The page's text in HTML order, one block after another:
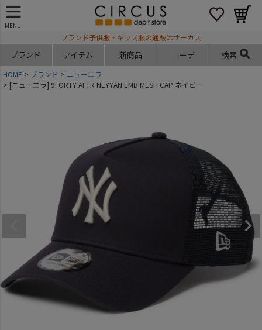
MENU
ブランド子供服・キッズ服の通販はサーカス
ブランド アイテム 新商品 コーデ 検索
HOME ブランド
ニューエラ
[ニューエラ] 9FORTY AFTR NEYYAN EMB MESH CAP ネイビー